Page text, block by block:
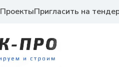
ПроектыПригласить на